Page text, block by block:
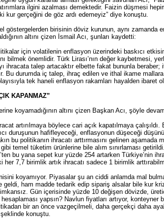
ilgini azalması demektedir. Faizin düşmesi
kur gerçeğini de göz ardı edemeyiz” diye konuştu.
göstergelerden birisinin döviz kurunun, aynı zamanda
altını çizen İsmail Acı, şunları kaydetti:
için volatilenin enflasyon üzerindeki baskıcı
bilmek önemlidir. Türk Lirası’nın değer kaybetmesi,
ihracata talep artacaktır elbette fakat bununla beraber;
Bu durumda iç talep, ihraç edilen ve ithal ikame
tek haneli enflasyon rakamları hayalden ibaret
KAPANMAZ”
koyamadığının altını çizen Başkan Acı, şöyle
artırılmaya böylece cari açık kapatılmaya çalışıldı.
duruşunun hafifleyeceği, enflasyonun düşeceği
bu politikanın ihracatı arttırmasını gelinen aşamada
temel tüketim ürünlerine bile alım sınırlaması getirildi.
bu yana sepet kur yüzde 254 artarken Türkiye’nin
her 7,7 birimlik artık ihracatı sadece 1 birimlik
koyamıyor. Piyasalar şu an ciddi anlamda mal bulma
geldi, ham madde tedarik edip sipariş alsalar bile kur
Gün içerisinde yüzde 10 değişen dövizde,
yapsın? Navlun fiyatları artıyor, konteyner
bir an önce vazgeçilmeli, daha gerçekçi daha
şeklinde konuştu.